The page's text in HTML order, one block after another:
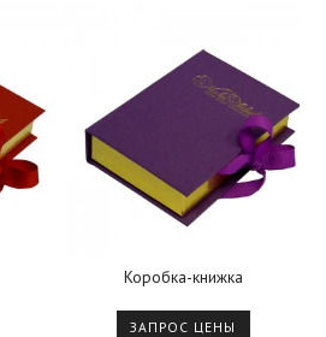
Коробка-книжка
ЗАПРОС ЦЕНЫ